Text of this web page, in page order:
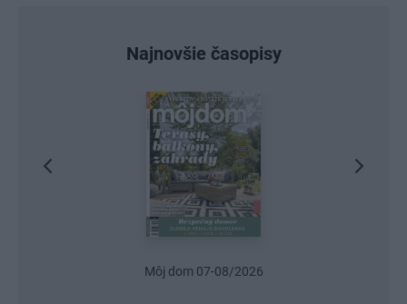
Najnovšie časopisy
Môj dom 07-08/2026